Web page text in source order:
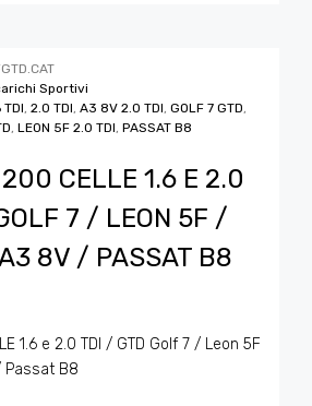
Sportivi
TDI, 2.0 TDI, A3 8V 2.0 TDI, GOLF 7 GTD,
, LEON 5F 2.0 TDI, PASSAT B8
200 CELLE 1.6 E 2.0
7 / LEON 5F /
8V / PASSAT B8
1.6 e 2.0 TDI / GTD Golf 7 / Leon 5F
B8